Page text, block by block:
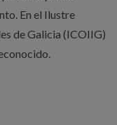
En el Ilustre
de Galicia (ICOIIG)